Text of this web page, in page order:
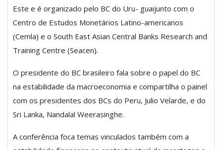
Este e é organizado pelo BC do Uru- guaijunto com o
Centro de Estudos Monetários Latino-americanos
(Cemla) e o South East Asian Central Banks Research and
Training Centre (Seacen).
O presidente do BC brasileiro fala sobre o papel do BC
na estabilidade da macroeconomia e compartilha o painel
com os presidentes dos BCs do Peru, Julio Velarde, e do
Sri Lanka, Nandalal Weerasinghe.
A conferência foca temas vinculados também com a